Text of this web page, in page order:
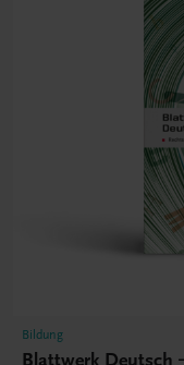
Bildung
Blattwerk Deutsch